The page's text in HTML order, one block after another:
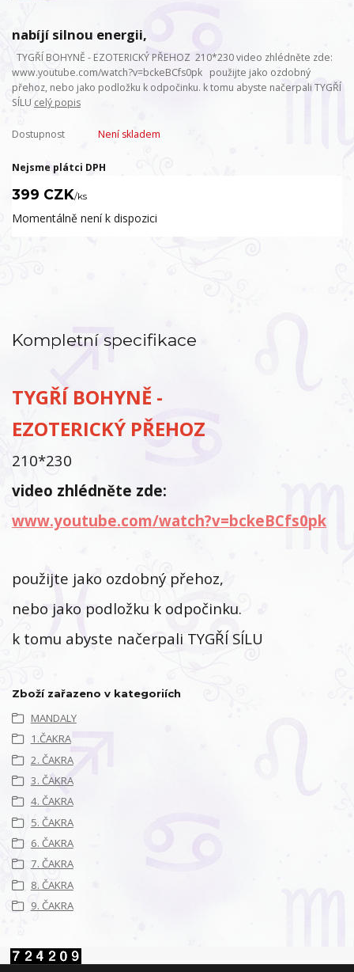
nabíjí silnou energii,
TYGŘÍ BOHYNĚ - EZOTERICKÝ PŘEHOZ 210*230 video zhlédněte zde:
www.youtube.com/watch?v=bckeBCfs0pk použijte jako ozdobný
přehoz, nebo jako podložku k odpočinku. k tomu abyste načerpali TYGŘÍ
SÍLU celý popis
Dostupnost Není skladem
Nejsme plátci DPH
399 CZK/ks
Momentálně není k dispozici
Kompletní specifikace
TYGŘÍ BOHYNĚ -
EZOTERICKÝ PŘEHOZ
210*230
video zhlédněte zde:
www.youtube.com/watch?v=bckeBCfs0pk
použijte jako ozdobný přehoz,
nebo jako podložku k odpočinku.
k tomu abyste načerpali TYGŘÍ SÍLU
Zboží zařazeno v kategoriích
MANDALY
1.ČAKRA
2. ČAKRA
3. ČAKRA
4. ČAKRA
5. ČAKRA
6. ČAKRA
7. ČAKRA
8. ČAKRA
9. ČAKRA